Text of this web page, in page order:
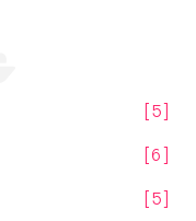
5
6
5